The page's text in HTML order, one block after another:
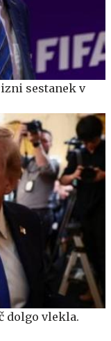
sestanek v
dolgo vlekla.